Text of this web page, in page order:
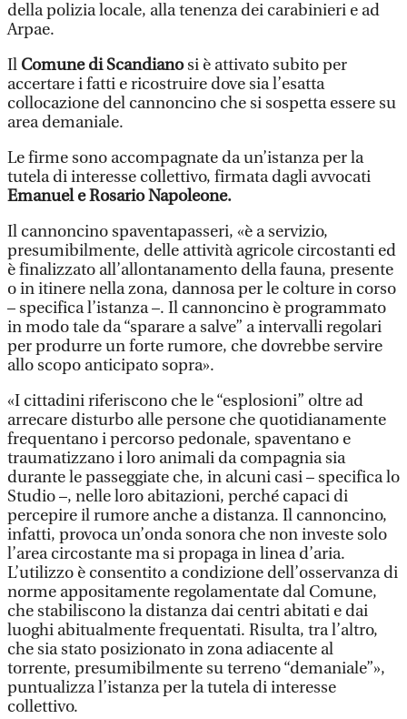
della polizia locale, alla tenenza dei carabinieri e ad
Arpae.
Il Comune di Scandianosi è attivato subito per
accertare i fatti e ricostruire dove sia l’esatta
collocazione del cannoncino che si sospetta essere su
area demaniale.
Le firme sono accompagnate da un’istanza per la
tutela di interesse collettivo, firmata dagli avvocati
Emanuel e Rosario Napoleone.
Il cannoncino spaventapasseri, «è a servizio,
presumibilmente, delle attività agricole circostanti ed
è finalizzato all’allontanamento della fauna, presente
o in itinere nella zona, dannosa per le colture in corso
– specifica l’istanza –. Il cannoncino è programmato
in modo tale da “sparare a salve” a intervalli regolari
per produrre un forte rumore, che dovrebbe servire
allo scopo anticipato sopra».
«I cittadini riferiscono che le “esplosioni” oltre ad
arrecare disturbo alle persone che quotidianamente
frequentano i percorso pedonale, spaventano e
traumatizzano i loro animali da compagnia sia
durante le passeggiate che, in alcuni casi – specifica lo
Studio –, nelle loro abitazioni, perché capaci di
percepire il rumore anche a distanza. Il cannoncino,
infatti, provoca un’onda sonora che non investe solo
l’area circostante ma si propaga in linea d’aria.
L’utilizzo è consentito a condizione dell’osservanza di
norme appositamente regolamentate dal Comune,
che stabiliscono la distanza dai centri abitati e dai
luoghi abitualmente frequentati. Risulta, tra l’altro,
che sia stato posizionato in zona adiacente al
torrente, presumibilmente su terreno “demaniale”»,
puntualizza l’istanza per la tutela di interesse
collettivo.